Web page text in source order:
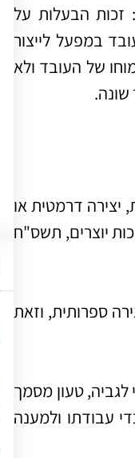
זכות הבעלות על
במפעל לייצור
של העובד ולא
יצירה דרמטית או
כלשהי, וכן תקליט, כפי שקובע סעיף 4 לחוק זכות יוצרים, תשס"ח
ספרותית, וזאת
לגביה, טעון מסמך
עבודתו ולמענה